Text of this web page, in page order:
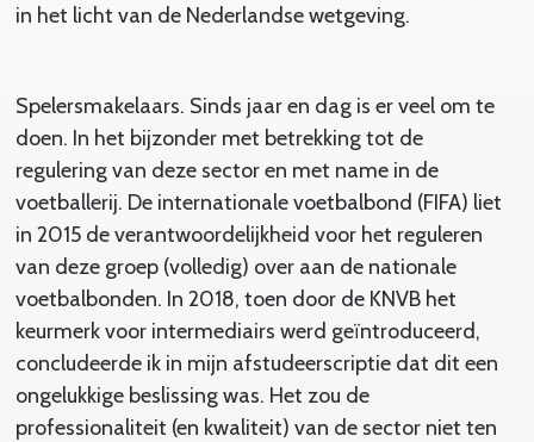
in het licht van de Nederlandse wetgeving.
Spelersmakelaars. Sinds jaar en dag is er veel om te
doen. In het bijzonder met betrekking tot de
regulering van deze sector en met name in de
voetballerij. De internationale voetbalbond (FIFA) liet
in 2015 de verantwoordelijkheid voor het reguleren
van deze groep (volledig) over aan de nationale
voetbalbonden. In 2018, toen door de KNVB het
keurmerk voor intermediairs werd geïntroduceerd,
concludeerde ik in mijn afstudeerscriptie dat dit een
ongelukkige beslissing was. Het zou de
professionaliteit (en kwaliteit) van de sector niet ten